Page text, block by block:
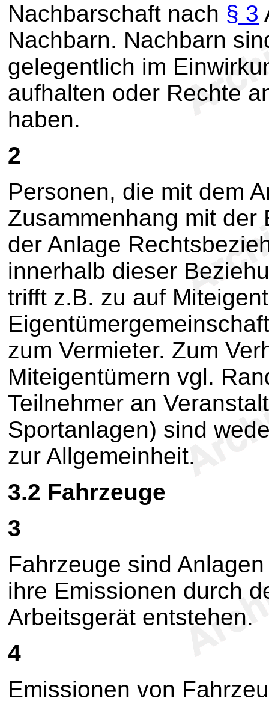
Nachbarschaft nach § 3
Nachbarn. Nachbarn
gelegentlich im
aufhalten oder Rechte
haben.
2
Personen, die mit dem
Zusammenhang mit der
der Anlage
innerhalb dieser
trifft z.B. zu auf
zum Vermieter. Zum
Miteigentümern vgl.
Teilnehmer an
Sportanlagen) sind
zur Allgemeinheit.
3.2 Fahrzeuge
3
Fahrzeuge sind
ihre Emissionen durch
Arbeitsgerät entstehen.
4
Emissionen von